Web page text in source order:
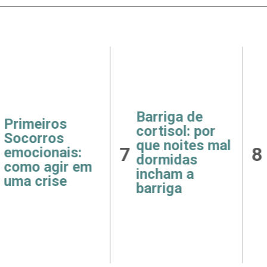
de
por
mal
a
8
Receitas
fáceis e
saudáveis
para o café da
manhã
9
como
e